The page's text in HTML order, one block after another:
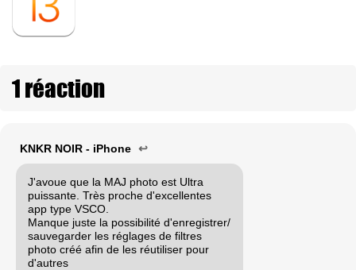
1 réaction
KNKR NOIR - iPhone ↩
J'avoue que la MAJ photo est Ultra
puissante. Très proche d'excellentes
app type VSCO.
Manque juste la possibilité d'enregistrer/
sauvegarder les réglages de filtres
photo créé afin de les réutiliser pour
d'autres